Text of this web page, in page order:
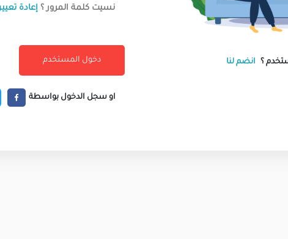
؟ انضم لنا
نسيت كلمة المرور ؟ إعادة
او سجل الدخول بواسطة